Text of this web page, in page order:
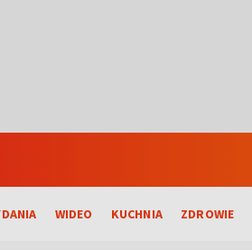
WIDEO KUCHNIA ZDROWIE